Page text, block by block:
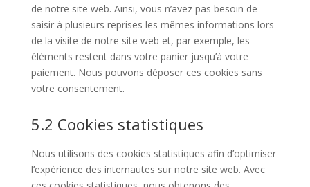
de notre site web. Ainsi, vous n’avez pas besoin de
saisir à plusieurs reprises les mêmes informations lors
de la visite de notre site web et, par exemple, les
éléments restent dans votre panier jusqu’à votre
paiement. Nous pouvons déposer ces cookies sans
votre consentement.
5.2 Cookies statistiques
Nous utilisons des cookies statistiques afin d’optimiser
l’expérience des internautes sur notre site web. Avec